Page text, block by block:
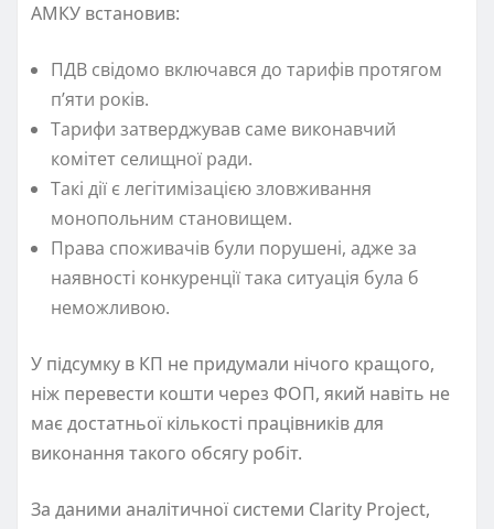
АМКУ встановив:
ПДВ свідомо включався до тарифів протягом
п’яти років.
Тарифи затверджував саме виконавчий
комітет селищної ради.
Такі дії є легітимізацією зловживання
монопольним становищем.
Права споживачів були порушені, адже за
наявності конкуренції така ситуація була б
неможливою.
У підсумку в КП не придумали нічого кращого,
ніж перевести кошти через ФОП, який навіть не
має достатньої кількості працівників для
виконання такого обсягу робіт.
За даними аналітичної системи Clarity Project,